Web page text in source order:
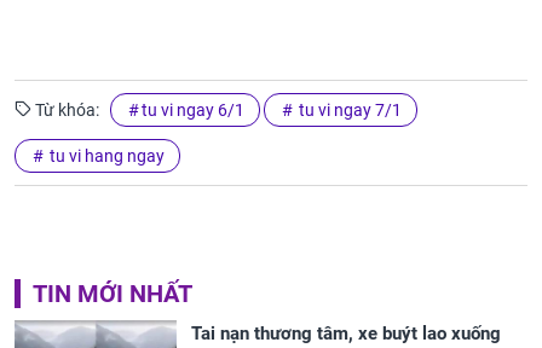
Từ khóa: tu vi ngay 6/1 tu vi ngay 7/1
tu vi hang ngay
TIN MỚI NHẤT
Tai nạn thương tâm, xe buýt lao xuống